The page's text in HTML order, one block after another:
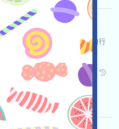
语言：
活動，打开活动页面，自行
完成各项任务，邀请获得更多！
Twitter ETH/ERC/EVM
邀请
07
★★★3.0 查阅详情